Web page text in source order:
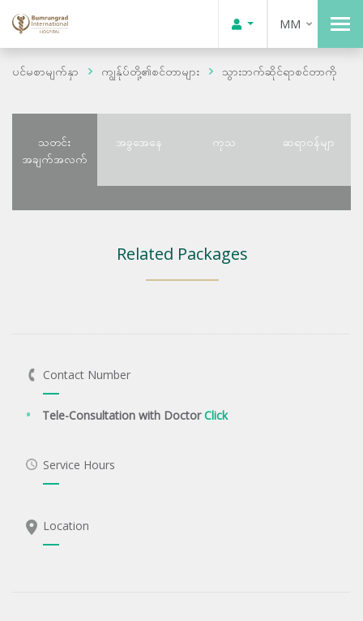
MM
ပင်မစာမျက်နှာ ကျွန်ုပ်တို့၏စင်တာများ သွားဘက်ဆိုင်ရာစင်တာကို
သတင်း
အချက်အလက်
အခွအေနေ ကုသ ဆရာဝန်မျာ
Related Packages
Contact Number
Tele-Consultation with DoctorClick
Service Hours
Location